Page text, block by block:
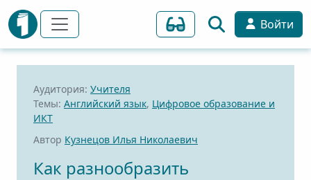
Войти
Аудитория: Учителя
Темы: Английский язык, Цифровое образование и
ИКТ
Автор Кузнецов Илья Николаевич
Как разнообразить